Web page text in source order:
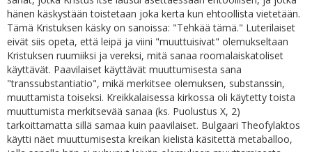
hänen käskystään toistetaan joka kerta kun ehtoollista vietetään.
Tämä Kristuksen käsky on sanoissa: "Tehkää tämä." Luterilaiset
eivät siis opeta, että leipä ja viini "muuttuisivat" olemukseltaan
Kristuksen ruumiiksi ja vereksi, mitä sanaa roomalaiskatoliset
käyttävät. Paavilaiset käyttävät muuttumisesta sana
"transsubstantiatio", mikä merkitsee olemuksen, substanssin,
muuttamista toiseksi. Kreikkalaisessa kirkossa oli käytetty toista
muuttumista merkitsevää sanaa (ks. Puolustus X, 2)
tarkoittamatta sillä samaa kuin paavilaiset. Bulgaari Theofylaktos
käytti näet muuttumisesta kreikan kielistä käsitettä metaballoo,